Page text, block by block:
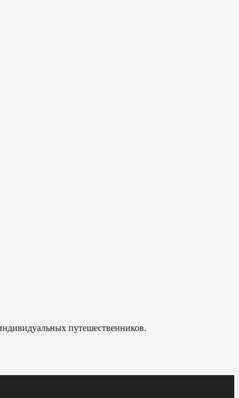
путешественников.